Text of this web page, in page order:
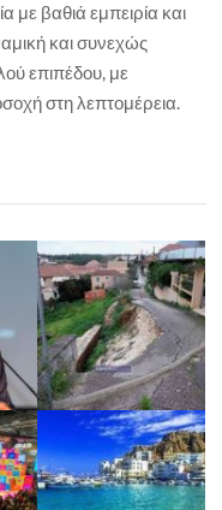
με βαθιά εμπειρία και
και συνεχώς
επιπέδου, με
στη λεπτομέρεια.